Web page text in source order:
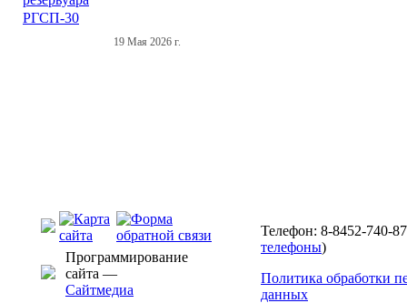
19 Мая 2026 г.
Программирование
сайта —
Сайтмедиа
Телефон: 8-8452-740-
телефоны)
Политика обработки
данных